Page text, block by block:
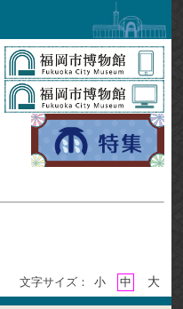
文字サイズ： 小 中 大